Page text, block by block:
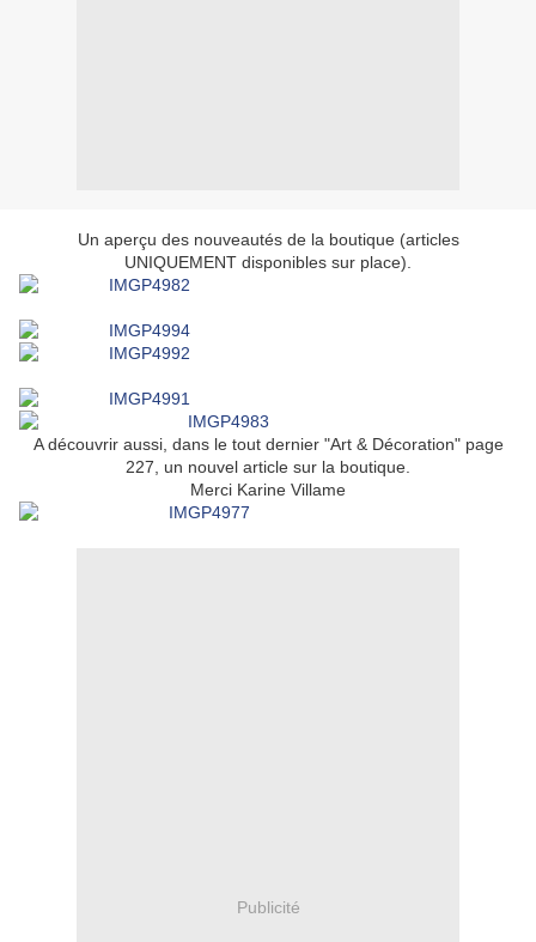
Un aperçu des nouveautés de la boutique (articles
UNIQUEMENT disponibles sur place).
A découvrir aussi, dans le tout dernier "Art & Décoration" page
227, un nouvel article sur la boutique.
Merci Karine Villame
Publicité